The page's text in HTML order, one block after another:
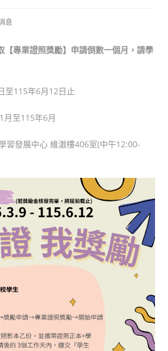
息
【專業證照獎勵】申請倒數一個月，請學
至115年6月12日止
月至115年6月
習發展中心 維澈樓406室(中午12:00-